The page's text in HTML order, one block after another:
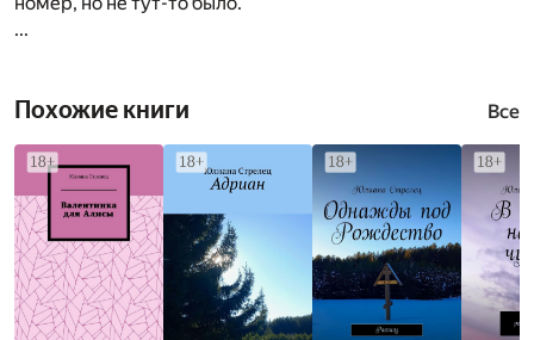
...
Похожие книги Все